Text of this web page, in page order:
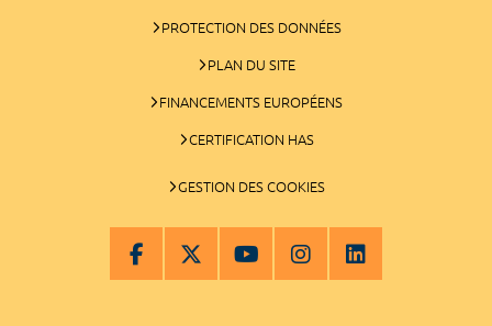
PROTECTION DES DONNÉES
PLAN DU SITE
FINANCEMENTS EUROPÉENS
CERTIFICATION HAS
GESTION DES COOKIES